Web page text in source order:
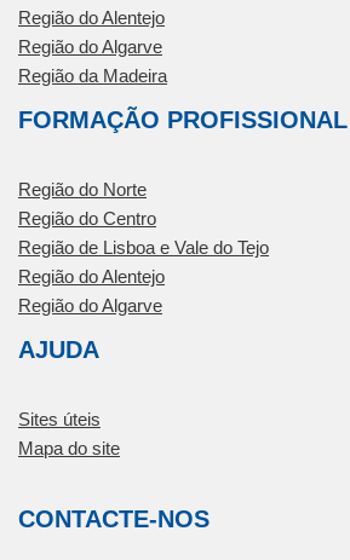
Região do Alentejo
Região do Algarve
Região da Madeira
FORMAÇÃO PROFISSIONAL
Região do Norte
Região do Centro
Região de Lisboa e Vale do Tejo
Região do Alentejo
Região do Algarve
AJUDA
Sites úteis
Mapa do site
CONTACTE-NOS